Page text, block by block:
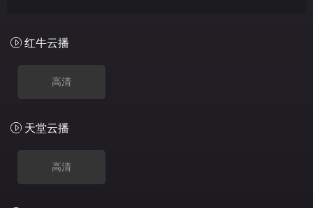
红牛云播
高清
天堂云播
高清